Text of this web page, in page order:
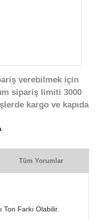
verebilmek için
sipariş limiti 3000
kargo ve kapıda
Tüm Yorumlar
Farkı Olabilir.